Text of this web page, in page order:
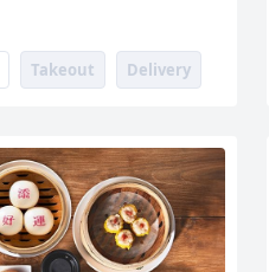
Takeout Delivery